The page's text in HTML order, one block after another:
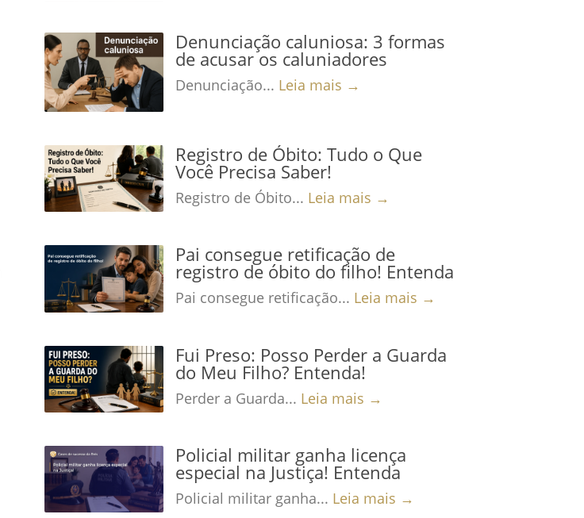
Denunciação caluniosa: 3 formas
de acusar os caluniadores
Denunciação... Leia mais →
Registro de Óbito: Tudo o Que
Você Precisa Saber!
Registro de Óbito... Leia mais →
Pai consegue retificação de
registro de óbito do filho! Entenda
Pai consegue retificação... Leia mais →
Fui Preso: Posso Perder a Guarda
do Meu Filho? Entenda!
Perder a Guarda... Leia mais →
Policial militar ganha licença
especial na Justiça! Entenda
Policial militar ganha... Leia mais →